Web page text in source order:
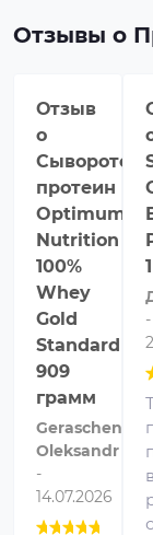
Отзывы о
Отзыв
о
протеин
Optimum
Nutrition
100%
Whey
Gold
Standard
909
грамм
Geraschenko
Oleksandr
-
14.07.2026
-